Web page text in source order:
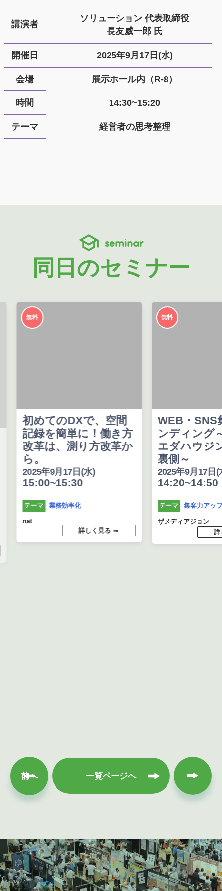
講演者
ソリューション 代表取締役
長友威一郎 氏
開催日 2025年9月17日(水)
会場 展示ホール内（R-8）
時間 14:30~15:20
テーマ 経営者の思考整理
seminar
同日のセミナー
無料
初めてのDXで、空間
記録を簡単に！働き方
改革は、測り方改革か
ら。
2025年9月17日(水)
15:00~15:30
テーマ 業務効率化
nat
詳しく見る
無料
WEB・SNS
ンディング
エダハウジ
裏側～
2025年9月17日(
14:20~14:50
テーマ 集客力アップ
ザメディアジョン
詳
前へ 一覧ページへ
次へ